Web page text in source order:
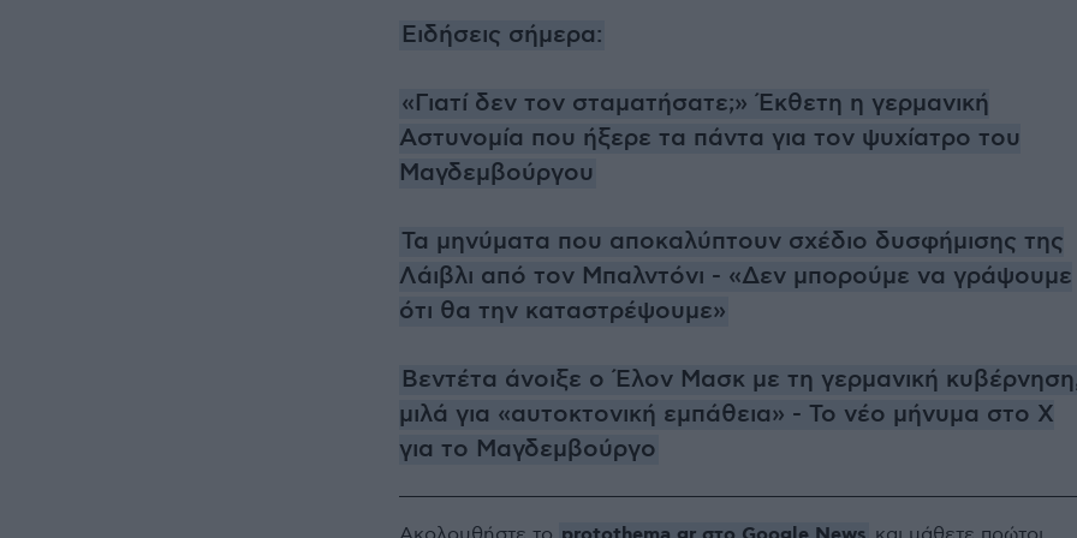
Ειδήσεις σήμερα:
«Γιατί δεν τον σταματήσατε;» Έκθετη η γερμανική
Αστυνομία που ήξερε τα πάντα για τον ψυχίατρο του
Μαγδεμβούργου
Τα μηνύματα που αποκαλύπτουν σχέδιο δυσφήμισης της
Λάιβλι από τον Μπαλντόνι - «Δεν μπορούμε να γράψουμε
ότι θα την καταστρέψουμε»
Βεντέτα άνοιξε ο Έλον Μασκ με τη γερμανική
μιλά για «αυτοκτονική εμπάθεια» - Το νέο μήνυμα στο X
για το Μαγδεμβούργο